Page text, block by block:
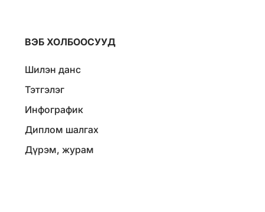
ВЭБ ХОЛБООСУУД
Шилэн данс
Тэтгэлэг
Инфографик
Диплом шалгах
Дүрэм, журам